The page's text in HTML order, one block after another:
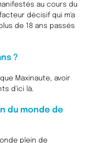
au cours du
décisif qui m'a
de 18 ans passés
?
Maxinaute, avoir
d'ici là.
du monde de
plein de